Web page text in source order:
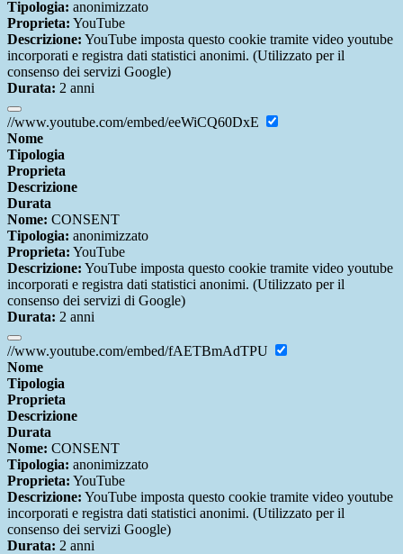
Tipologia: anonimizzato
Proprieta: YouTube
Descrizione: YouTube imposta questo cookie tramite video youtube
incorporati e registra dati statistici anonimi. (Utilizzato per il
consenso dei servizi Google)
Durata: 2 anni
//www.youtube.com/embed/eeWiCQ60DxE
Nome
Tipologia
Proprieta
Descrizione
Durata
Nome: CONSENT
Tipologia: anonimizzato
Proprieta: YouTube
Descrizione: YouTube imposta questo cookie tramite video youtube
incorporati e registra dati statistici anonimi. (Utilizzato per il
consenso dei servizi di Google)
Durata: 2 anni
//www.youtube.com/embed/fAETBmAdTPU
Nome
Tipologia
Proprieta
Descrizione
Durata
Nome: CONSENT
Tipologia: anonimizzato
Proprieta: YouTube
Descrizione: YouTube imposta questo cookie tramite video youtube
incorporati e registra dati statistici anonimi. (Utilizzato per il
consenso dei servizi Google)
Durata: 2 anni